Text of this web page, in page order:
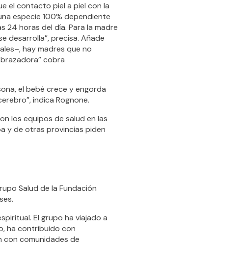
el contacto piel a piel con la
especie 100% dependiente
24 horas del día. Para la madre
desarrolla”, precisa. Añade
hay madres que no
cobra
el bebé crece y engorda
indica Rognone.
los equipos de salud en las
y de otras provincias piden
Salud de la Fundación
El grupo ha viajado a
ha contribuido con
con comunidades de